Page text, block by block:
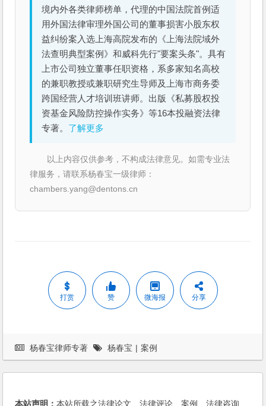
境内外各类律师榜单，代理的中国法院首例适
用外国法律审理外国公司的董事损害小股东权
益纠纷案入选上海高院发布的《上海法院域外
法查明典型案例》和威科先行"要案头条"。具有
上市公司独立董事任职资格，系多家知名高校
的兼职教授或兼职研究生导师及上海市商务委
跨国经营人才培训班讲师。出版《私募股权投
资基金风险防控操作实务》等16本投融资法律
专著。 了解更多
以上内容仅供参考，不构成法律意见。如需专业法
律服务，请联系杨春宝一级律师：
chambers.yang@dentons.cn
打赏 赞 微海报 分享
杨春宝律师专著 杨春宝 | 案例
本站声明：本站所载之法律论文、法律评论、案例、法律咨询